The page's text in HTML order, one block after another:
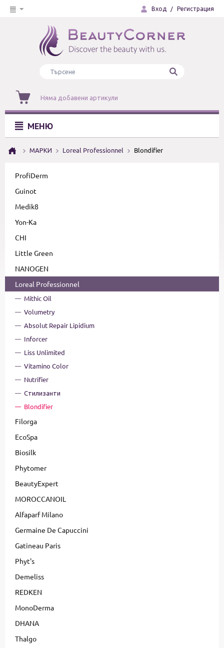
Вход / Регистрация
Няма добавени артикули
МЕНЮ
МАРКИ Loreal Professionnel Blondifier
ProfiDerm
Guinot
Medik8
Yon-Ka
CHI
Little Green
NANOGEN
Loreal Professionnel
Mithic Oil
Volumetry
Absolut Repair Lipidium
Inforcer
Liss Unlimited
Vitamino Color
Nutrifier
Стилизанти
Blondifier
Filorga
EcoSpa
Biosilk
Phytomer
BeautyExpert
MOROCCANOIL
Alfaparf Milano
Germaine De Capuccini
Gatineau Paris
Phyt's
Demeliss
REDKEN
MonoDerma
DHANA
Thalgo